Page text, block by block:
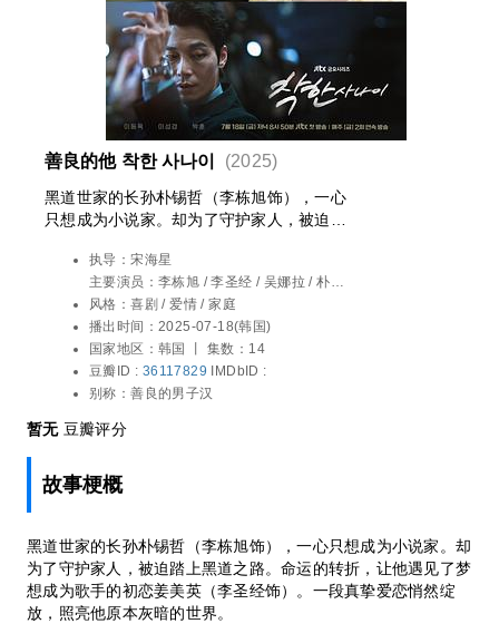
善良的他 착한 사나이 (2025)
黑道世家的长孙朴锡哲（李栋旭饰），一心
只想成为小说家。却为了守护家人，被迫踏
成为歌手的初恋姜美英（李圣经饰）。一段
真挚爱恋悄然绽放，照亮他原本灰暗的世
界。
执导：宋海星
主要演员： 李栋旭 / 李圣经 / 吴娜拉 / 朴勋 /
柳慧英
风格：喜剧 / 爱情 / 家庭
播出时间： 2025-07-18(韩国)
国家地区： 韩国 丨 集数：14
豆瓣ID : 36117829 IMDbID :
别称：善良的男子汉
暂无豆瓣评分
故事梗概
黑道世家的长孙朴锡哲（李栋旭饰），一心只想成为小说家。却
为了守护家人，被迫踏上黑道之路。命运的转折，让他遇见了梦
想成为歌手的初恋姜美英（李圣经饰）。一段真挚爱恋悄然绽
放，照亮他原本灰暗的世界。